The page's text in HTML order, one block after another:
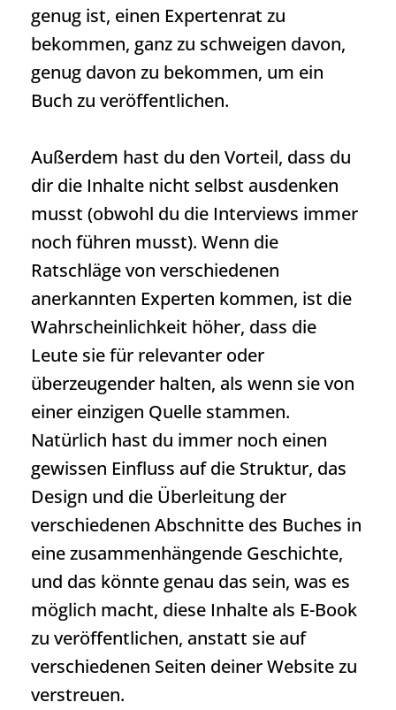
genug ist, einen Expertenrat zu
bekommen, ganz zu schweigen davon,
genug davon zu bekommen, um ein
Buch zu veröffentlichen.
Außerdem hast du den Vorteil, dass du
dir die Inhalte nicht selbst ausdenken
musst (obwohl du die Interviews immer
noch führen musst). Wenn die
Ratschläge von verschiedenen
anerkannten Experten kommen, ist die
Wahrscheinlichkeit höher, dass die
Leute sie für relevanter oder
überzeugender halten, als wenn sie von
einer einzigen Quelle stammen.
Natürlich hast du immer noch einen
gewissen Einfluss auf die Struktur, das
Design und die Überleitung der
verschiedenen Abschnitte des Buches in
eine zusammenhängende Geschichte,
und das könnte genau das sein, was es
möglich macht, diese Inhalte als E-Book
zu veröffentlichen, anstatt sie auf
verschiedenen Seiten deiner Website zu
verstreuen.